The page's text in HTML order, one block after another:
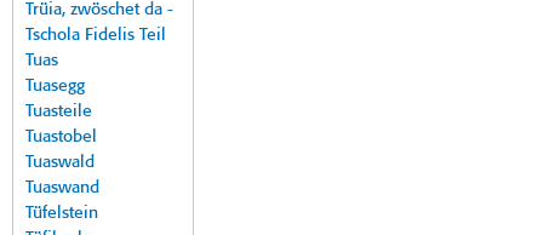
Trüia, zwöschet da -
Tschola Fidelis Teil
Tuas
Tuasegg
Tuasteile
Tuastobel
Tuaswald
Tuaswand
Tüfelstein